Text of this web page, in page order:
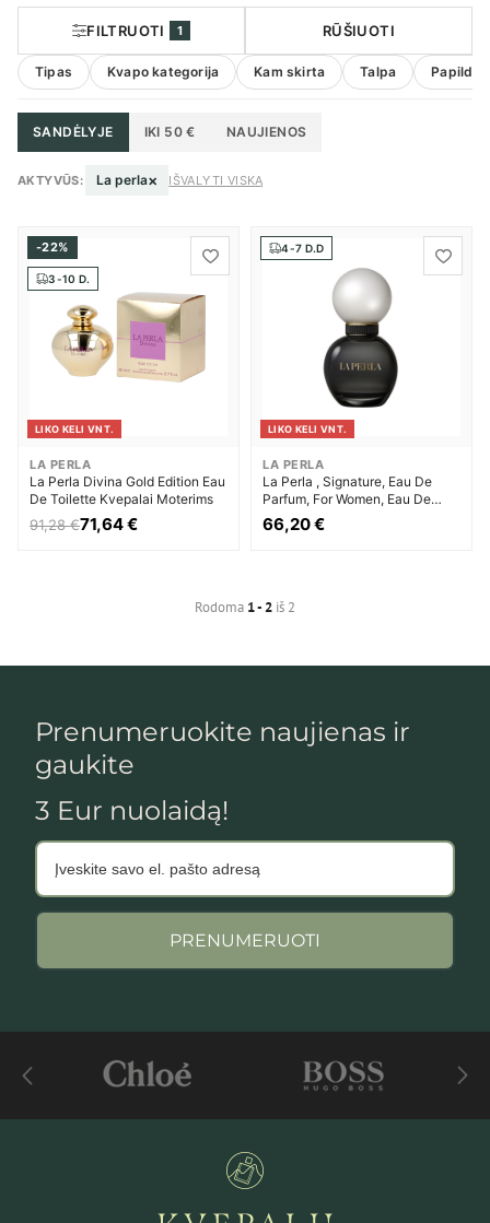
FILTRUOTI 1
Tipas Kvapo kategorija Kam skirta Talpa
RŪŠIUOTI
SANDĖLYJE IKI 50 € NAUJIENOS
AKTYVŪS: La perla× IŠVALYTI VISKĄ
-22%
3-10 D.
LIKO KELI VNT.
LA PERLA
La Perla Divina Gold Edition Eau
De Toilette Kvepalai Moterims
91,28 €71,64 €
4-7 D.D
LIKO KELI VNT.
LA PERLA
La Perla , Signature, Eau De
Parfum, For Women, Eau De
Parfum Kvepalai Moterims
66,20 €
Rodoma 1 - 2 iš 2
Prenumeruokite naujienas ir
gaukite
3 Eur nuolaidą!
PRENUMERUOTI